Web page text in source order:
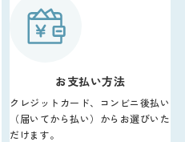
お支払い方法
クレジットカード、コンビニ後払い
（届いてから払い）からお選びいた
だけます。